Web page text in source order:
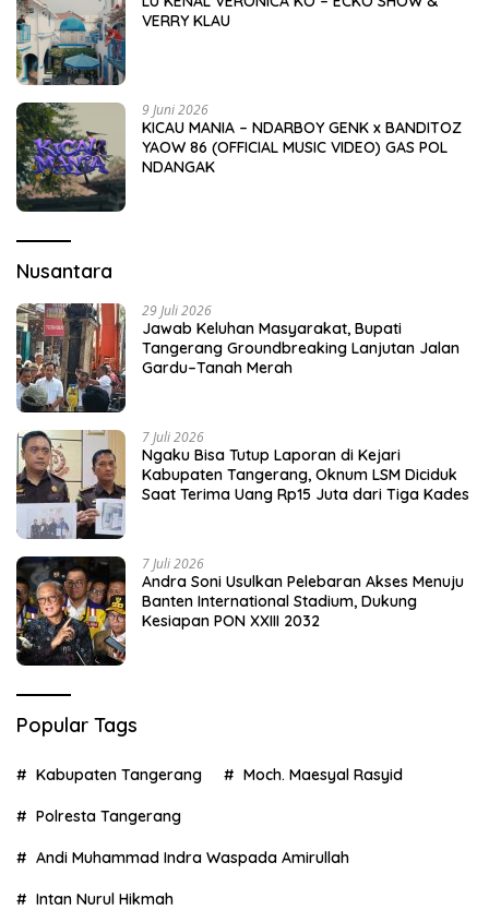
VERRY KLAU
9 Juni 2026
KICAU MANIA – NDARBOY GENK x BANDITOZ
YAOW 86 (OFFICIAL MUSIC VIDEO) GAS POL
NDANGAK
Nusantara
29 Juli 2026
Jawab Keluhan Masyarakat, Bupati
Tangerang Groundbreaking Lanjutan Jalan
Gardu–Tanah Merah
7 Juli 2026
Ngaku Bisa Tutup Laporan di Kejari
Kabupaten Tangerang, Oknum LSM Diciduk
Saat Terima Uang Rp15 Juta dari Tiga Kades
7 Juli 2026
Andra Soni Usulkan Pelebaran Akses Menuju
Banten International Stadium, Dukung
Kesiapan PON XXIII 2032
Popular Tags
Kabupaten Tangerang Moch. Maesyal Rasyid
Polresta Tangerang
Andi Muhammad Indra Waspada Amirullah
Intan Nurul Hikmah